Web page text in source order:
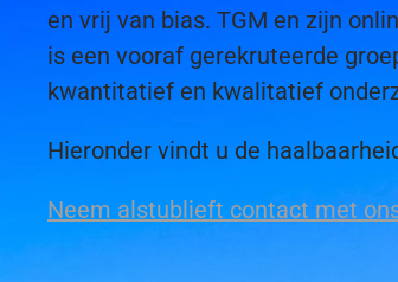
en vrij van bias. TGM en zijn
is een vooraf gerekruteerde
kwantitatief en kwalitatief
Hieronder vindt u de
Neem alstublieft contact met